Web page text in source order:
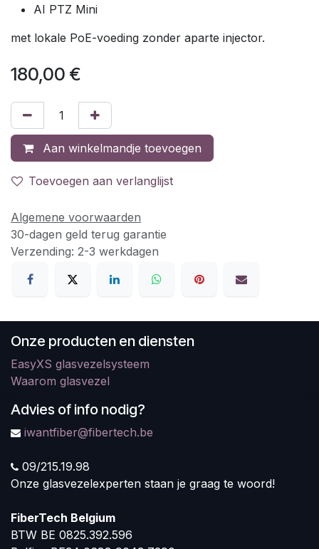
AI PTZ Mini
met lokale PoE-voeding zonder aparte injector.
180,00 €
Aan winkelmandje toevoegen
Toevoegen aan verlanglijst
Algemene voorwaarden
30-dagen geld terug garantie
Verzending: 2-3 werkdagen
Onze producten en diensten
EasyXS glasvezelsysteem
Waarom glasvezel
Advies of info nodig?
iwantfiber@fibertech.be
09/215.19.98
Onze glasvezelexperten staan je graag te woord!
FiberTech Belgium
BTW BE 0825.392.596